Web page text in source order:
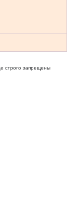
строго запрещены